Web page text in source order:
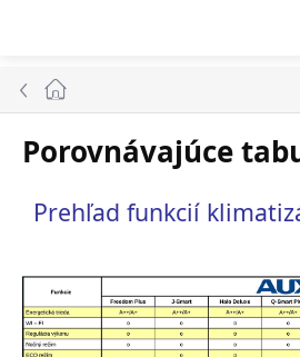
Domov
Porovnávajúce
Prehľad funkcií